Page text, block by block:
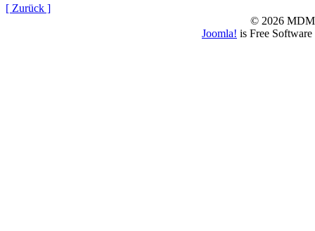
[ Zurück ]
© 2026
Joomla! is Free